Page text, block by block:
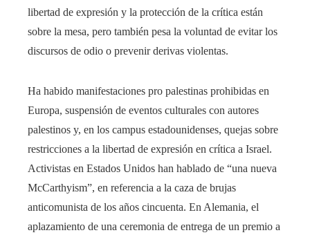
libertad de expresión y la protección de la crítica están
sobre la mesa, pero también pesa la voluntad de evitar los
discursos de odio o prevenir derivas violentas.
Ha habido manifestaciones pro palestinas prohibidas en
Europa, suspensión de eventos culturales con autores
palestinos y, en los campus estadounidenses, quejas sobre
restricciones a la libertad de expresión en crítica a Israel.
Activistas en Estados Unidos han hablado de “una nueva
McCarthyism”, en referencia a la caza de brujas
anticomunista de los años cincuenta. En Alemania, el
aplazamiento de una ceremonia de entrega de un premio a